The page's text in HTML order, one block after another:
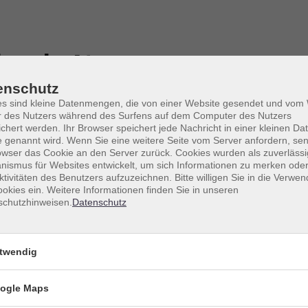
Atosa
und Jugend-Coach)
an der Volkshochschule Heidelberg tätig.
war ich auf der Suche nach einen Ausgleich, bei dem der
Bedürfnisse im Vordergrund stehen. Diese Erkenntnis war der
als Coach.
Beraterin für Persönlichkeitsentwicklung helfe ich Kindern,
Erwachsenen, sich über die eigenen Werte und Ziele klar zu
zu verbessern.
an der vhs Heidelberg, weil ich hier viele Menschen in Ihrer
sind kleine Datenmengen, die von einer Website gesendet und vom
des Nutzers während des Surfens auf dem Computer des Nutzers
werden. Ihr Browser speichert jede Nachricht in einer kleinen
genannt wird. Wenn Sie eine weitere Seite vom Server anfordern,
das Cookie an den Server zurück. Cookies wurden als
für Websites entwickelt, um sich Informationen zu merken
des Benutzers aufzuzeichnen. Bitte willigen Sie in die
ein. Weitere Informationen finden Sie in unseren
Datenschutz
Maps